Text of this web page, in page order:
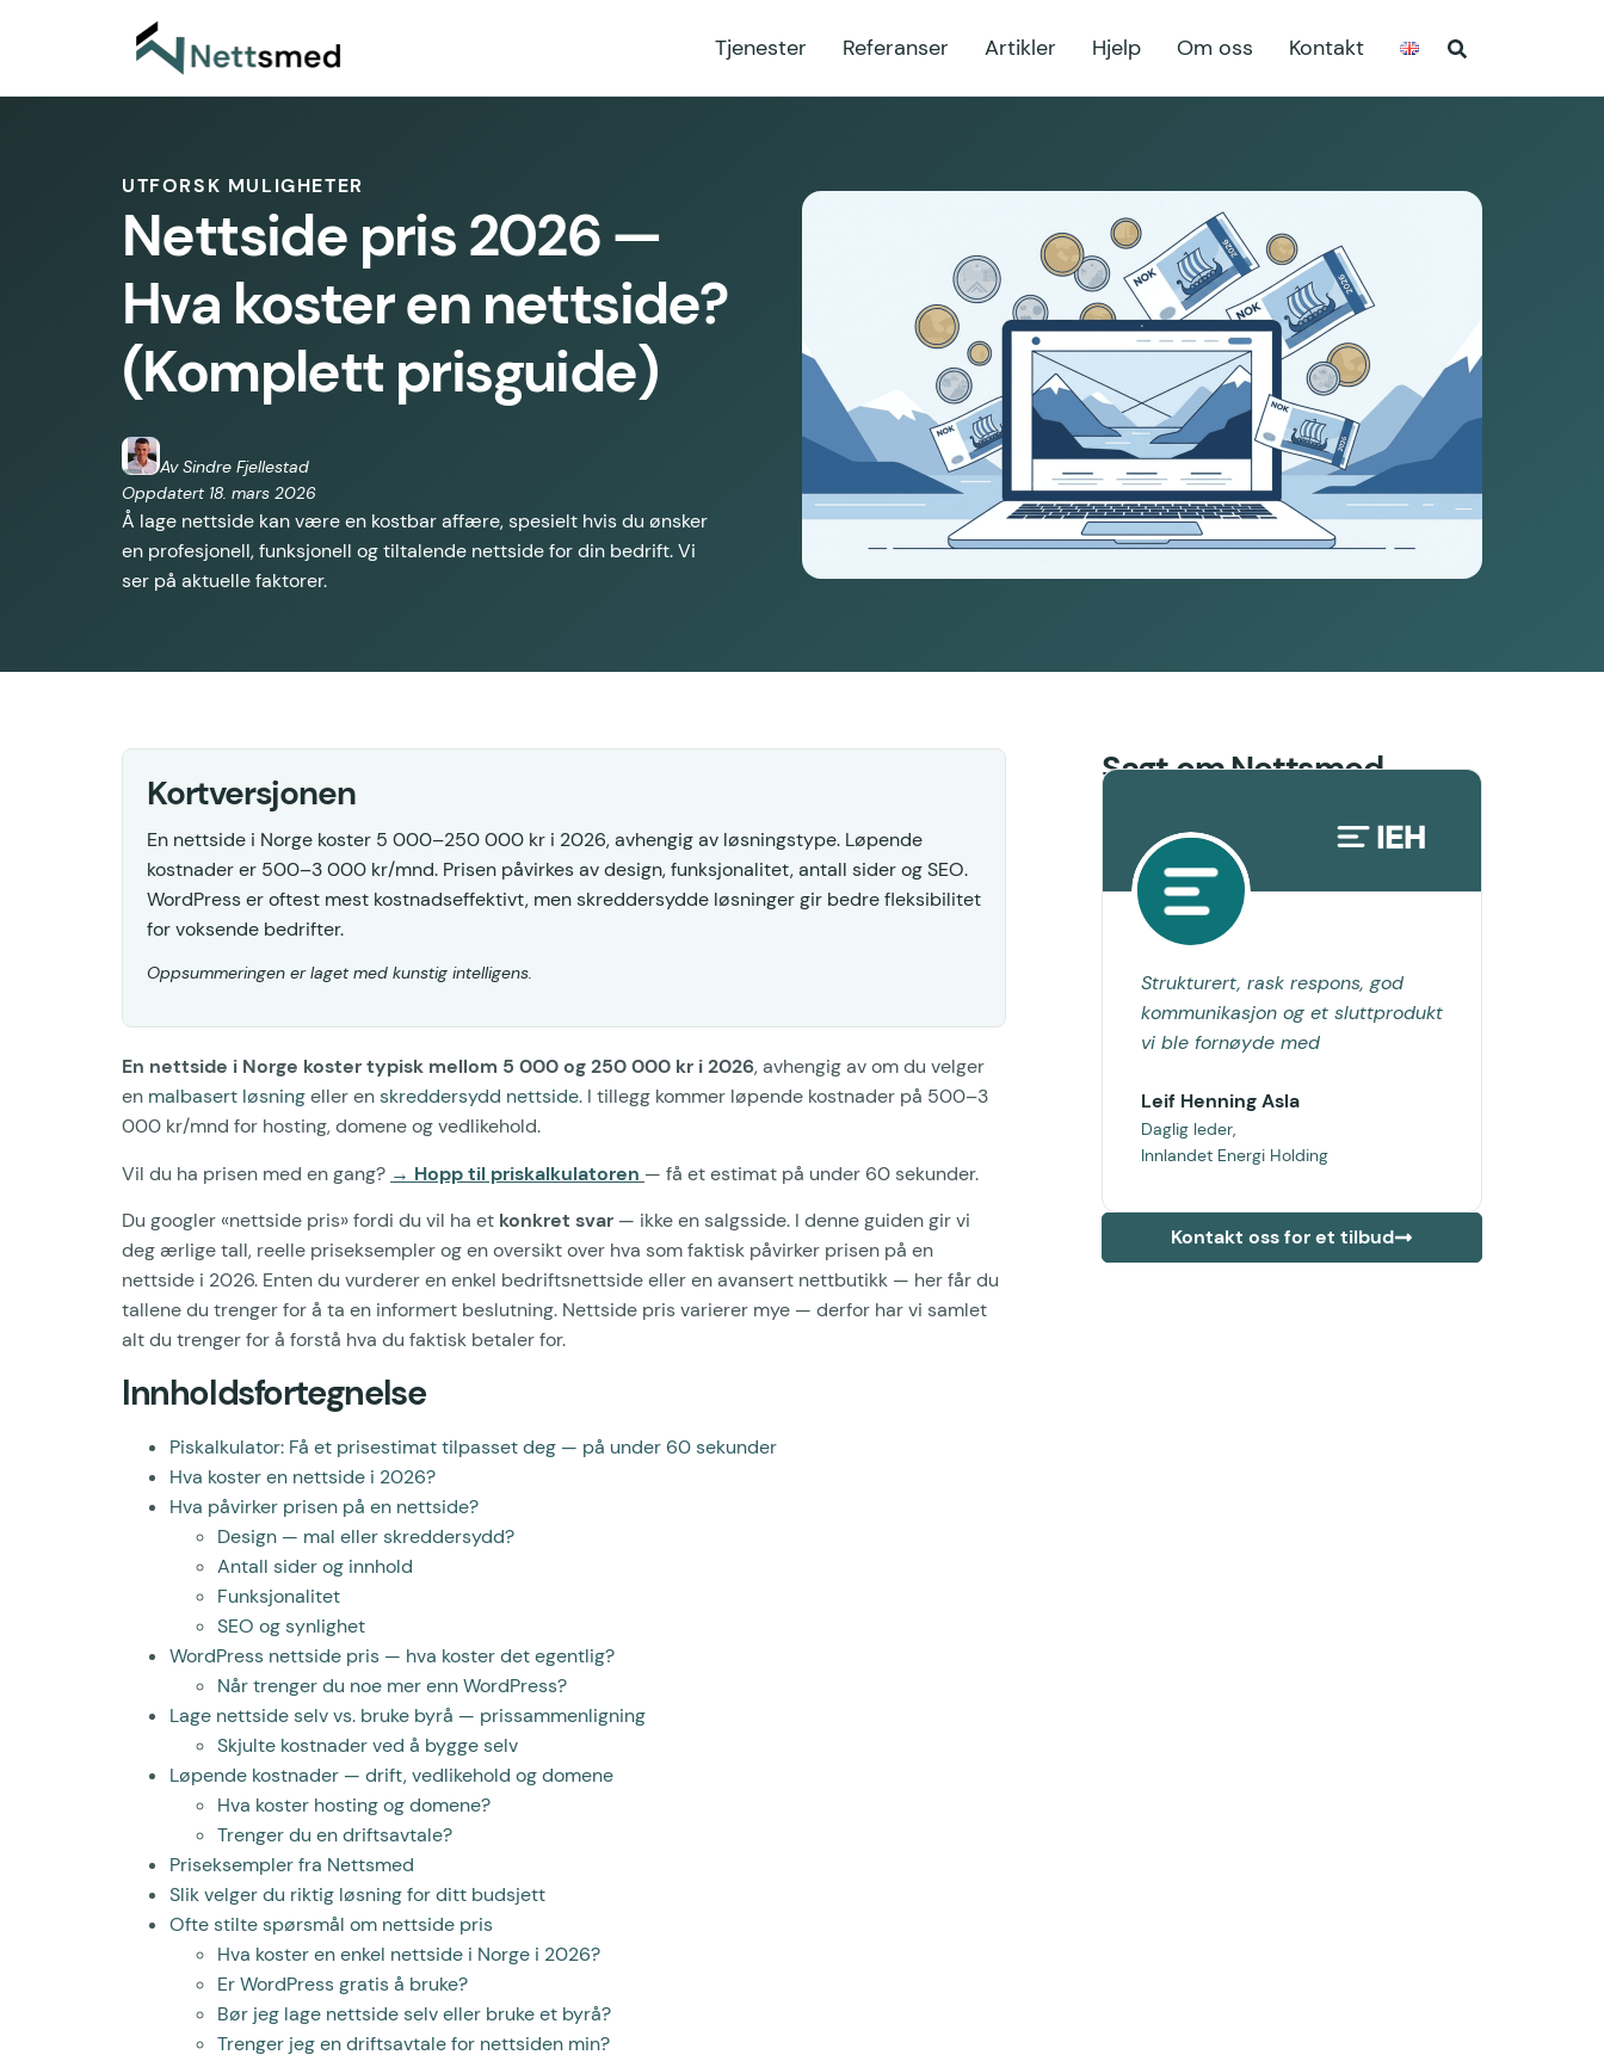
Tjenester Referanser Artikler Hjelp Om oss Kontakt
UTFORSK MULIGHETER
Nettside pris 2026 —
Hva koster en nettside?
(Komplett prisguide)
Av Sindre Fjellestad
Oppdatert 18. mars 2026
Å lage nettside kan være en kostbar affære, spesielt hvis du ønsker
en profesjonell, funksjonell og tiltalende nettside for din bedrift. Vi
ser på aktuelle faktorer.
Kortversjonen
En nettside i Norge koster 5 000–250 000 kr i 2026, avhengig av løsningstype. Løpende
kostnader er 500–3 000 kr/mnd. Prisen påvirkes av design, funksjonalitet, antall sider og SEO.
WordPress er oftest mest kostnadseffektivt, men skreddersydde løsninger gir bedre fleksibilitet
for voksende bedrifter.
Oppsummeringen er laget med kunstig intelligens.
En nettside i Norge koster typisk mellom 5 000 og 250 000 kr i 2026, avhengig av om du velger
en malbasert løsningeller enskreddersydd nettside. I tillegg kommer løpende kostnader på 500–3
000 kr/mnd for hosting, domene og vedlikehold.
Vil du ha prisen med en gang? → Hopp til priskalkulatoren — få et estimat på under 60 sekunder.
Du googler «nettside pris» fordi du vil ha et konkret svar — ikke en salgsside. I denne guiden gir vi
deg ærlige tall, reelle priseksempler og en oversikt over hva som faktisk påvirker prisen på en
nettside i 2026. Enten du vurderer en enkel bedriftsnettside eller en avansert nettbutikk — her får du
tallene du trenger for å ta en informert beslutning. Nettside pris varierer mye — derfor har vi samlet
alt du trenger for å forstå hva du faktisk betaler for.
Innholdsfortegnelse
Piskalkulator: Få et prisestimat tilpasset deg — på under 60 sekunder
Hva koster en nettside i 2026?
Hva påvirker prisen på en nettside?
Design — mal eller skreddersydd?
Antall sider og innhold
Funksjonalitet
SEO og synlighet
WordPress nettside pris — hva koster det egentlig?
Når trenger du noe mer enn WordPress?
Lage nettside selv vs. bruke byrå — prissammenligning
Skjulte kostnader ved å bygge selv
Løpende kostnader — drift, vedlikehold og domene
Hva koster hosting og domene?
Trenger du en driftsavtale?
Priseksempler fra Nettsmed
Slik velger du riktig løsning for ditt budsjett
Ofte stilte spørsmål om nettside pris
Hva koster en enkel nettside i Norge i 2026?
Er WordPress gratis å bruke?
Bør jeg lage nettside selv eller bruke et byrå?
Trenger jeg en driftsavtale for nettsiden min?
Sagt om Nettsmed
Strukturert, rask respons, god
kommunikasjon og et sluttprodukt
vi ble fornøyde med
Leif Henning Asla
Daglig leder,
Innlandet Energi Holding
Kontakt oss for et tilbud